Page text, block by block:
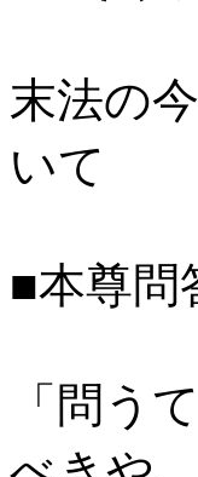
末法の
いて
■本尊問
「問う